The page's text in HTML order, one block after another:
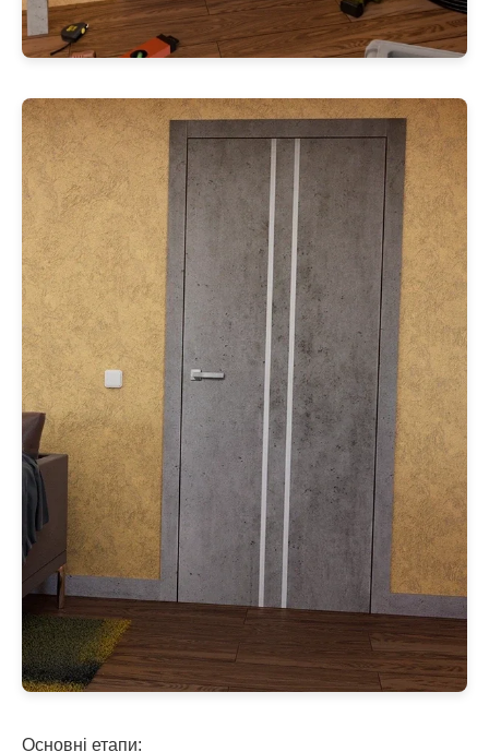
Основні етапи: